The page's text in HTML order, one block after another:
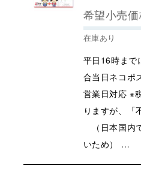
希望小売
在庫あり
平日16時まで
合当日ネコポ
営業日対応 ※
りますが、「
（日本国内
いため） …